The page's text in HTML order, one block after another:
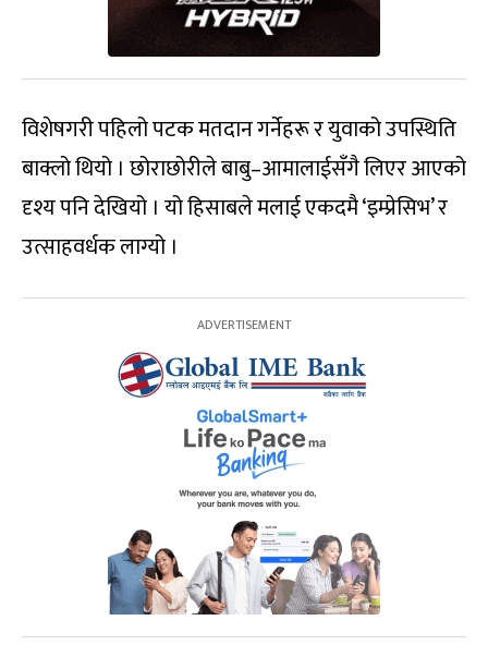
विशेषगरी पहिलो पटक मतदान गर्नेहरू र युवाको उपस्थिति
बाक्लो थियो । छोराछोरीले बाबु–आमालाईसँगै लिएर आएको
दृश्य पनि देखियो । यो हिसाबले मलाई एकदमै ‘इम्प्रेसिभ’ र
उत्साहवर्धक लाग्यो ।